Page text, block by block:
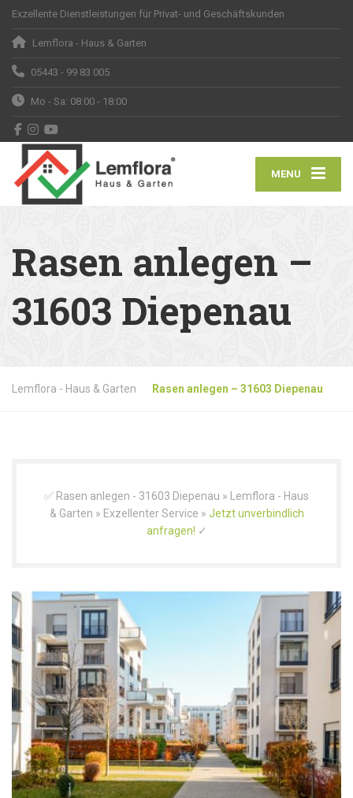
Exzellente Dienstleistungen für Privat- und Geschäftskunden
Lemflora - Haus & Garten
05443 - 99 83 005
Mo - Sa: 08:00 - 18:00
MENU
Rasen anlegen –
31603 Diepenau
Lemflora - Haus & Garten Rasen anlegen – 31603 Diepenau
✅ Rasen anlegen - 31603 Diepenau » Lemflora - Haus
& Garten » Exzellenter Service » Jetzt unverbindlich
anfragen! ✓